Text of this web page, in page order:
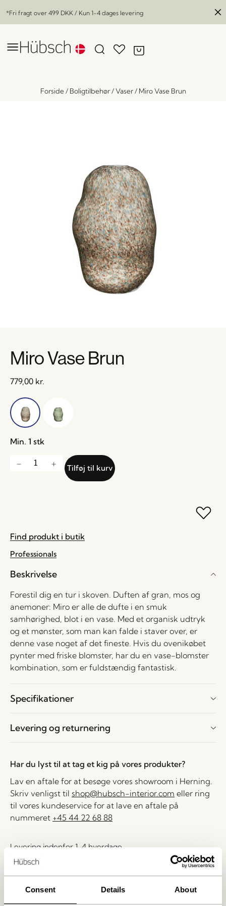
Consent Details About
*Fri fragt over 499 DKK / Kun 1-4 dages levering
Forside/ Boligtilbehør/Vaser/ Miro Vase Brun
Miro Vase Brun
779,00 kr.
Min. 1 stk
Tilføj til kurv
Find produkt i butik
Professionals
Beskrivelse
Forestil dig en tur i skoven. Duften af gran, mos og
anemoner: Miro er alle de dufte i en smuk
samhørighed, blot i en vase. Med et organisk udtryk
og et mønster, som man kan falde i staver over, er
denne vase noget af det fineste. Hvis du ovenikøbet
pynter med friske blomster, har du en vase-blomster
kombination, som er fuldstændig fantastisk.
Specifikationer
Levering og returnering
Har du lyst til at tag et kig på vores produkter?
Lav en aftale for at besøge vores showroom i Herning.
Skriv venligst til shop@hubsch-interior.com eller ring
til vores kundeservice for at lave en aftale på
nummeret +45 44 22 68 88
Levering indenfor 1-4 hverdage
30 dages returret